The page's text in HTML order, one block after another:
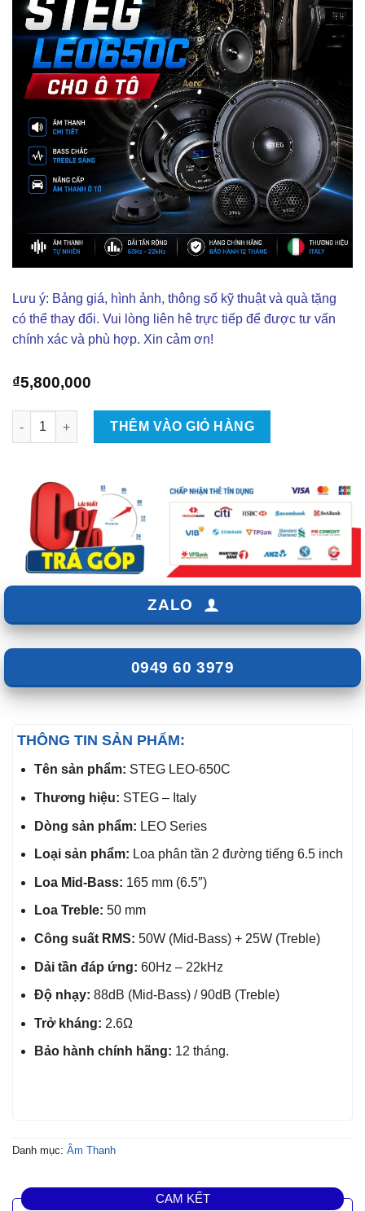
Lưu ý: Bảng giá, hình ảnh, thông số kỹ thuật và quà tặng
có thể thay đổi. Vui lòng liên hê trực tiếp để được tư vấn
chính xác và phù hợp. Xin cảm ơn!
₫5,800,000
Độ Loa Cánh Phân Tần STEG LEO-650C Cho Ô Tô số lượng
THÊM VÀO GIỎ HÀNG
ZALO
0949 60 3979
THÔNG TIN SẢN PHẨM:
Tên sản phẩm: STEG LEO-650C
Thương hiệu: STEG – Italy
Dòng sản phẩm: LEO Series
Loại sản phẩm: Loa phân tần 2 đường tiếng 6.5 inch
Loa Mid-Bass: 165 mm (6.5″)
Loa Treble: 50 mm
Công suất RMS: 50W (Mid-Bass) + 25W (Treble)
Dải tần đáp ứng: 60Hz – 22kHz
Độ nhạy: 88dB (Mid-Bass) / 90dB (Treble)
Trở kháng: 2.6Ω
Bảo hành chính hãng: 12 tháng.
Danh mục: Âm Thanh
CAM KẾT